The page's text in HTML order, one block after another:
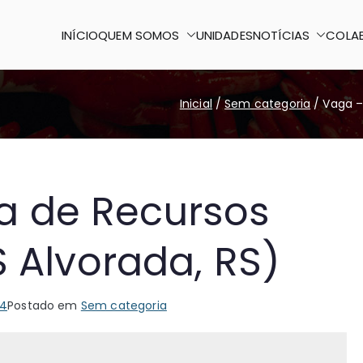
Paulo II
INÍCIOQUEM SOMOS UNIDADESNOTÍCIAS
Inicial Sem categoria Vaga
de Recursos
RS)
Postado em Sem categoria